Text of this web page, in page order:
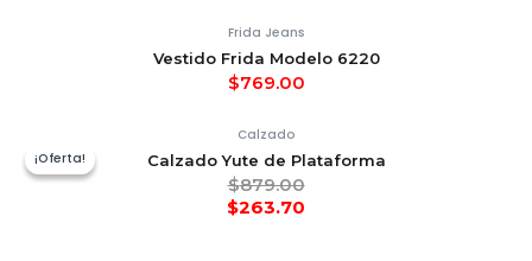
Frida Jeans
Vestido Frida Modelo 6220
$769.00
¡Oferta!
¡Oferta!
Calzado
Calzado Yute de Plataforma
$879.00
$263.70